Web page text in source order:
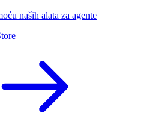
naših alata za agente